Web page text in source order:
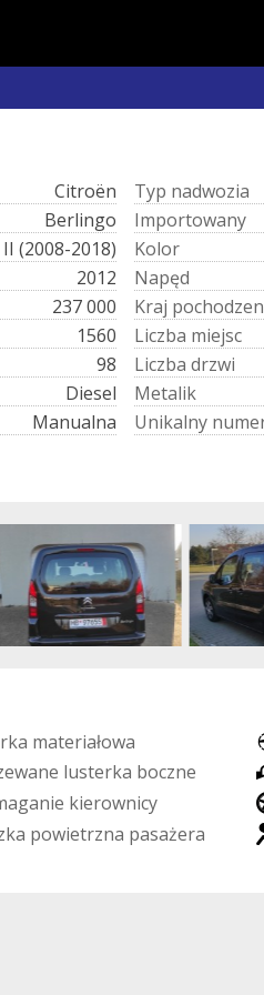
Citroën
Berlingo
II (2008-2018)
2012
237 000
1560
98
Diesel
Manualna
Typ nadwozia
Importowany
Kolor
Napęd
Kraj pochodzen
Liczba miejsc
Liczba drzwi
Metalik
Unikalny nume
rka materiałowa
ewane lusterka boczne
aganie kierownicy
ka powietrzna pasażera